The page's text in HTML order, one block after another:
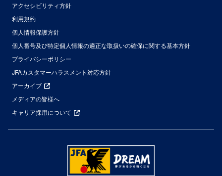
アクセシビリティ方針
利用規約
個人情報保護方針
個人番号及び特定個人情報の適正な取扱いの確保に関する基本方針
プライバシーポリシー
JFAカスタマーハラスメント対応方針
アーカイブ
メディアの皆様へ
キャリア採用について